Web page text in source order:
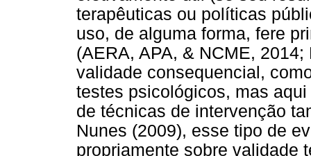
terapêuticas ou políticas
uso, de alguma forma, fere
(AERA, APA, & NCME,
validade consequencial,
testes psicológicos, mas
de técnicas de intervenção
Nunes (2009), esse tipo de
propriamente sobre validade